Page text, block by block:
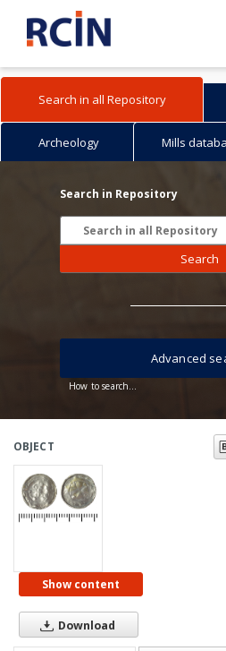
Search in all Repository
Archeology Mills
Search in Repository
Search
How to search...
Advanced
OBJECT
Show content
Download